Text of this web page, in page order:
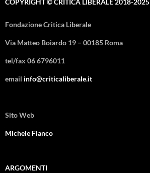
COPYRIGHT © CRITICA LIBERALE 2018-2025
Fondazione Critica Liberale
Via Matteo Boiardo 19 – 00185 Roma
tel/fax 06 6796011
email info@criticaliberale.it
Sito Web
Michele Fianco
ARGOMENTI